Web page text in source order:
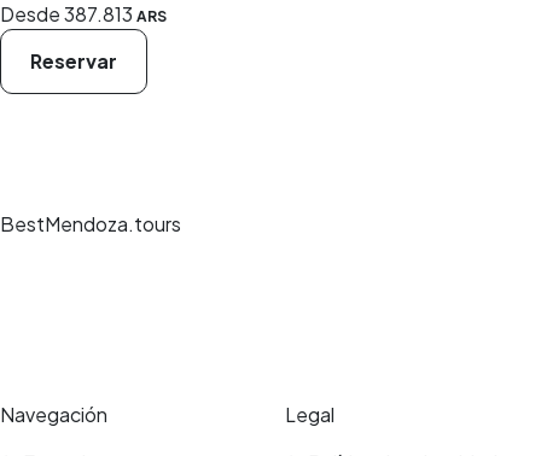
Desde387.813 ARS
Reservar
BestMendoza.tours
Navegación
Legal